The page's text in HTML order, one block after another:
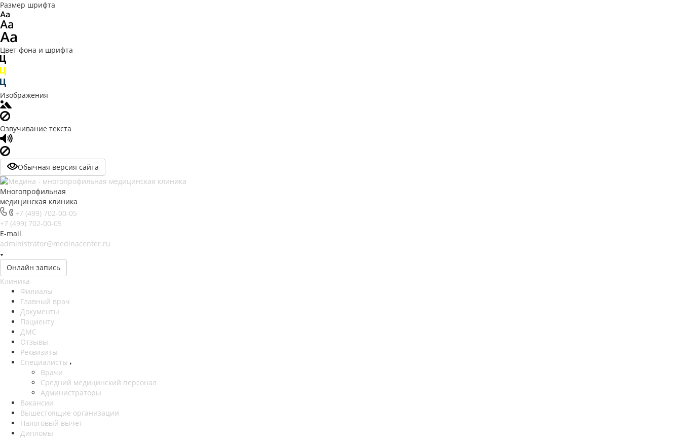
Размер шрифта
Цвет фона и шрифта
Изображения
Озвучивание текста
Обычная версия сайта
Многопрофильная
медицинская клиника
+7 (499) 702-00-05
+7 (499) 702-00-05
E-mail
administrator@medinacenter.ru
Онлайн запись
Клиника
Филиалы
Главный врач
Документы
Пациенту
ДМС
Отзывы
Реквизиты
Специалисты
Врачи
Средний медицинский персонал
Администраторы
Вакансии
Вышестоящие организации
Налоговый вычет
Дипломы